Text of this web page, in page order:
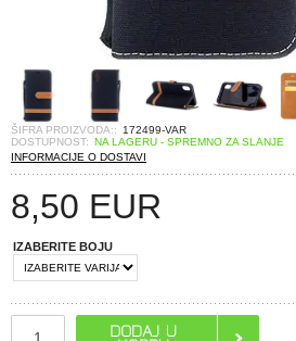
ŠIFRA PROIZVODA::
172499-VAR
DOSTUPNOST: NA LAGERU - SPREMNO ZA SLANJE
INFORMACIJE O DOSTAVI
8,50 EUR
IZABERITE BOJU